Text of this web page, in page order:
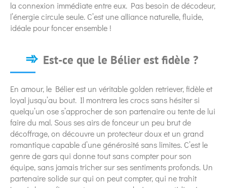
la connexion immédiate entre eux. Pas besoin de décodeur,
l’énergie circule seule. C’est une alliance naturelle, fluide,
idéale pour foncer ensemble !
Est-ce que le Bélier est fidèle ?
En amour, le Bélier est un véritable golden retriever, fidèle et
loyal jusqu’au bout. Il montrera les crocs sans hésiter si
quelqu’un ose s’approcher de son partenaire ou tente de lui
faire du mal. Sous ses airs de fonceur un peu brut de
décoffrage, on découvre un protecteur doux et un grand
romantique capable d’une générosité sans limites. C’est le
genre de gars qui donne tout sans compter pour son
équipe, sans jamais tricher sur ses sentiments profonds. Un
partenaire solide sur qui on peut compter, qui ne trahit